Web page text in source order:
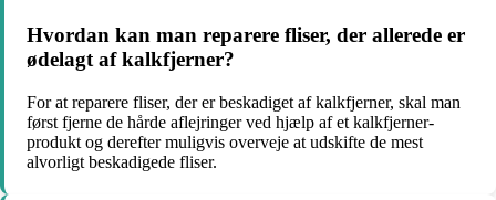
Hvordan kan man reparere fliser, der allerede er
ødelagt af kalkfjerner?
For at reparere fliser, der er beskadiget af kalkfjerner, skal man
først fjerne de hårde aflejringer ved hjælp af et kalkfjerner-
produkt og derefter muligvis overveje at udskifte de mest
alvorligt beskadigede fliser.